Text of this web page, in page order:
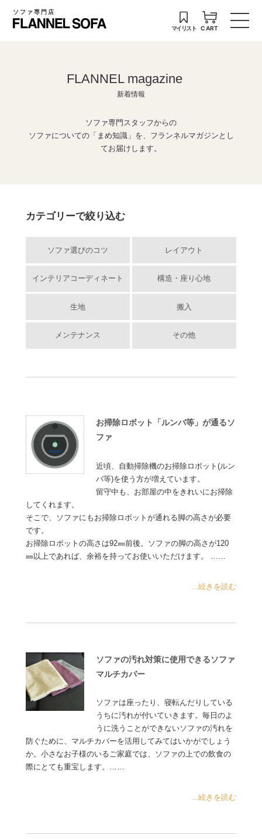
ソファ専門店
マイリスト CART
FLANNEL magazine
新着情報
ソファ専門スタッフからの
ソファについての「まめ知識」を、フランネルマガジンとし
てお届けします。
カテゴリーで絞り込む
ソファ選びのコツ レイアウト
インテリアコーディネート 構造・座り心地
生地 搬入
メンテナンス その他
お掃除ロボット「ルンバ等」が通るソ
ファ
近頃、自動掃除機のお掃除ロボット(ルン
バ等)を使う方が増えています。
留守中も、お部屋の中をきれいにお掃除
してくれます。
そこで、ソファにもお掃除ロボットが通れる脚の高さが必要
です。
お掃除ロボットの高さは92㎜前後。ソファの脚の高さが120
㎜以上であれば、余裕を持ってお使いいただけます。 ……
...続きを読む
ソファの汚れ対策に使用できるソファ
マルチカバー
ソファは座ったり、寝転んだりしている
うちに汚れが付いていきます。毎日のよ
うに洗うことができないソファの汚れを
防ぐために、マルチカバーを活用してみてはいかがでしょう
か。小さなお子様のいるご家庭では、ソファの上での飲食の
際にとても重宝します。……
...続きを読む